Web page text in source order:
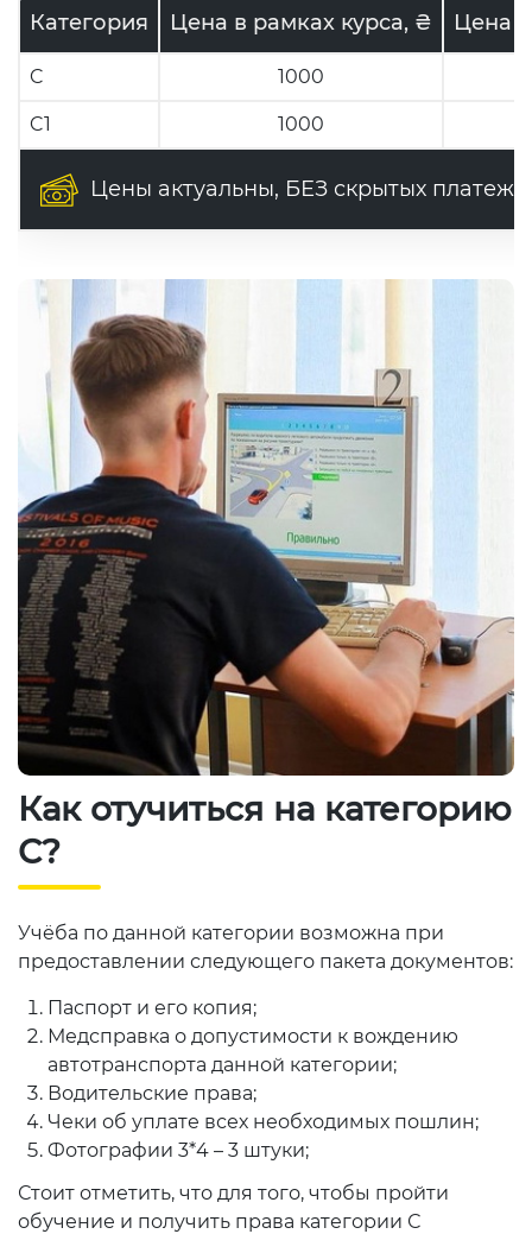
Категория Цена в рамках курса, ₴ Цена
C 1000
C1 1000
Цены актуальны, БЕЗ скрытых
Как отучиться на категорию
С?
Учёба по данной категории возможна при
предоставлении следующего пакета документов:
Паспорт и его копия;
Медсправка о допустимости к вождению
автотранспорта данной категории;
Водительские права;
Чеки об уплате всех необходимых пошлин;
Фотографии 3*4 – 3 штуки;
Стоит отметить, что для того, чтобы пройти
обучение и получить права категории С